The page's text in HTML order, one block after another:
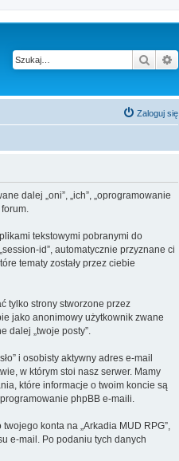
Szukaj
Zaloguj się
dalej „oni”, „ich”, „oprogramowanie
tekstowymi pobranymi do
id”, automatycznie przyznane ci
tematy zostały przez ciebie
tylko strony stworzone przez
jako anonimowy użytkownik zwane
dalej „twoje posty”.
i osobisty aktywny adres e-mail
w którym stoi nasz serwer. Mamy
które informacje o twoim koncie są
phpBB e-maili.
konta na „Arkadia MUD RPG”,
e-mail. Po podaniu tych danych